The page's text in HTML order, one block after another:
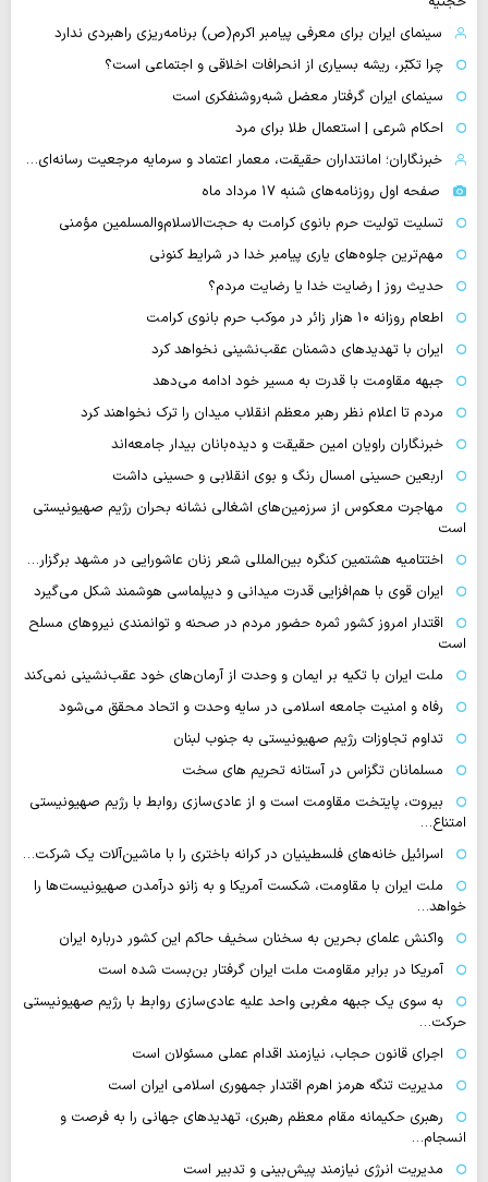
سینمای ایران برای معرفی پیامبر اکرم(ص) برنامه‌ریزی راهبردی ندارد
چرا تکبّر، ریشه بسیاری از انحرافات اخلاقی و اجتماعی است؟
سینمای ایران گرفتار معضل شبه‌روشنفکری است
احکام شرعی | استعمال طلا برای مرد
خبرنگاران؛ امانتداران حقیقت، معمار اعتماد و سرمایه مرجعیت رسانه‌ای…
صفحه اول روزنامه‌های شنبه ۱۷ مرداد ماه
تسلیت تولیت حرم بانوی کرامت به حجت‌الاسلام‌والمسلمین مؤمنی
مهم‌ترین جلوه‌های یاری پیامبر خدا در شرایط کنونی
حدیث روز | رضایت خدا یا رضایت مردم؟
اطعام روزانه ۱۰ هزار زائر در موکب حرم بانوی کرامت
ایران با تهدیدهای دشمنان عقب‌نشینی نخواهد کرد
جبهه مقاومت با قدرت به مسیر خود ادامه می‌دهد
مردم تا اعلام نظر رهبر معظم انقلاب میدان را ترک نخواهند کرد
خبرنگاران راویان امین حقیقت و دیده‌بانان بیدار جامعه‌اند
اربعین حسینی امسال رنگ و بوی انقلابی و حسینی داشت
مهاجرت معکوس از سرزمین‌های اشغالی نشانه بحران رژیم صهیونیستی
است
اختتامیه هشتمین کنگره بین‌المللی شعر زنان عاشورایی در مشهد برگزار…
ایران قوی با هم‌افزایی قدرت میدانی و دیپلماسی هوشمند شکل می‌گیرد
اقتدار امروز کشور ثمره حضور مردم در صحنه و توانمندی نیروهای مسلح
است
ملت ایران با تکیه بر ایمان و وحدت از آرمان‌های خود عقب‌نشینی نمی‌کند
رفاه و امنیت جامعه اسلامی در سایه وحدت و اتحاد محقق می‌شود
تداوم تجاوزات رژیم صهیونیستی به جنوب لبنان
مسلمانان تگزاس در آستانه تحریم های سخت
بیروت، پایتخت مقاومت است و از عادی‌سازی روابط با رژیم صهیونیستی
امتناع…
اسرائیل خانه‌های فلسطینیان در کرانه باختری را با ماشین‌آلات یک شرکت…
ملت ایران با مقاومت، شکست آمریکا و به زانو درآمدن صهیونیست‌ها را
خواهد…
واکنش علمای بحرین به سخنان سخیف حاکم این کشور درباره ایران
آمریکا در برابر مقاومت ملت ایران گرفتار بن‌بست شده است
به سوی یک جبهه مغربی واحد علیه عادی‌سازی روابط با رژیم صهیونیستی
حرکت…
اجرای قانون حجاب، نیازمند اقدام عملی مسئولان است
مدیریت تنگه هرمز اهرم اقتدار جمهوری اسلامی ایران است
رهبری حکیمانه مقام معظم رهبری، تهدیدهای جهانی را به فرصت و
انسجام…
مدیریت انرژی نیازمند پیش‌بینی و تدبیر است